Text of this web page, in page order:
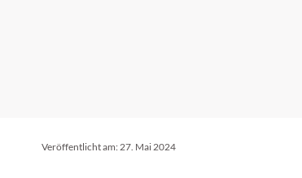
Veröffentlicht am: 27. Mai 2024